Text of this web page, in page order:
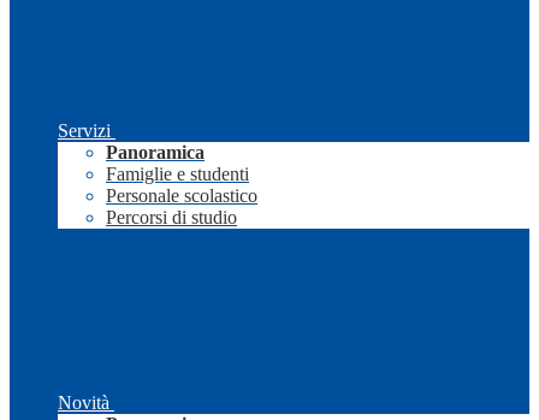
Servizi
Panoramica
Famiglie e studenti
Personale scolastico
Percorsi di studio
Novità